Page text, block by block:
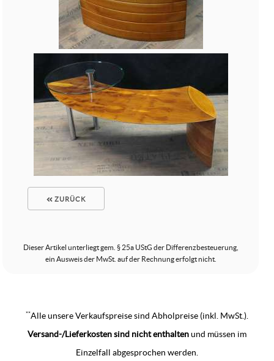
ZURÜCK
Dieser Artikel unterliegt gem. § 25a UStG der Differenzbesteuerung,
ein Ausweis der MwSt. auf der Rechnung erfolgt nicht.
**Alle unsere Verkaufspreise sind Abholpreise (inkl. MwSt.).
Versand-/Lieferkosten sind nicht enthalten und müssen im
Einzelfall abgesprochen werden.